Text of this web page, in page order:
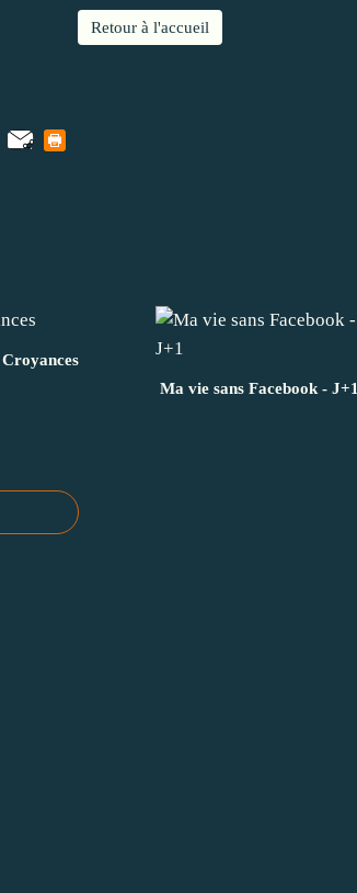
Retour à l'accueil
Croyances
Ma vie sans Facebook - J+1